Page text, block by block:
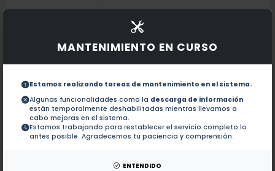
MANTENIMIENTO EN CURSO
Estamos realizando tareas de mantenimiento en el sistema.
Algunas funcionalidades como la descarga de información
están temporalmente deshabilitadas mientras llevamos a
cabo mejoras en el sistema.
Estamos trabajando para restablecer el servicio completo lo
antes posible. Agradecemos tu paciencia y comprensión.
ENTENDIDO
Shab K+ channel slow inactivation: A
7.- K+ Occupancy of the Pore Critically
8.- Structural determinants of gating in